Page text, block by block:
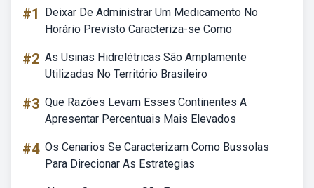
#1
Deixar De Administrar Um Medicamento No
Horário Previsto Caracteriza-se Como
#2 As Usinas Hidrelétricas São Amplamente
Utilizadas No Território Brasileiro
#3 Que Razões Levam Esses Continentes A
Apresentar Percentuais Mais Elevados
#4 Os Cenarios Se Caracterizam Como Bussolas
Para Direcionar As Estrategias